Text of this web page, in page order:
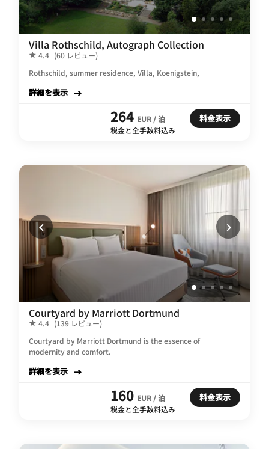
Villa Rothschild, Autograph Collection
4.4 (60 レビュー)
Rothschild, summer residence, Villa, Koenigstein,
詳細を表示
264 EUR / 泊
税金と全手数料込み
料金表示
Courtyard by Marriott Dortmund
4.4 (139 レビュー)
Courtyard by Marriott Dortmund is the essence of
modernity and comfort.
詳細を表示
160 EUR / 泊
税金と全手数料込み
料金表示